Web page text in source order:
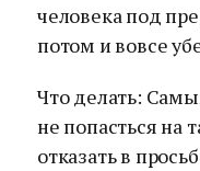
человека под
потом и вовсе
Что делать:
не попасться на
отказать в